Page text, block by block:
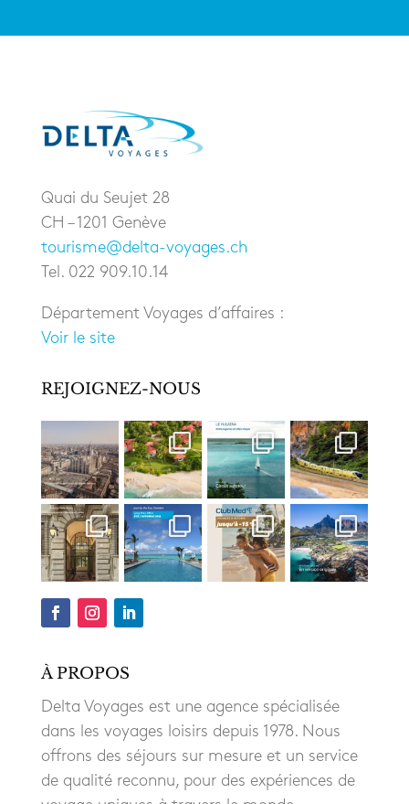
Quai du Seujet 28
CH – 1201 Genève
tourisme@delta-voyages.ch
Tel. 022 909.10.14
Département Voyages d’affaires :
Voir le site
REJOIGNEZ-NOUS
À PROPOS
Delta Voyages est une agence spécialisée
dans les voyages loisirs depuis 1978. Nous
offrons des séjours sur mesure et un service
de qualité reconnu, pour des expériences de